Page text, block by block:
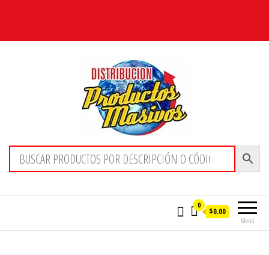
Distribucion Masiva
Menú
0
$0.00